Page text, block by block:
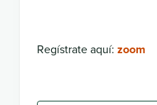
Regístrate aquí: zoom